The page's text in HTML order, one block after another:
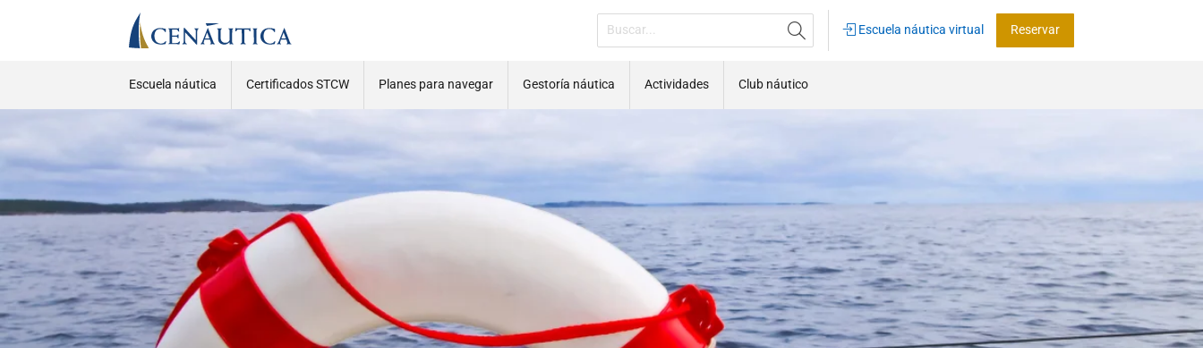
Escuela náutica virtual Reservar
Escuela náutica Certificados STCW Planes para navegar Gestoría náutica Actividades Club náutico